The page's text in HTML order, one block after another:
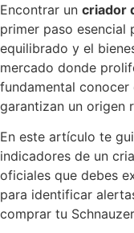
Encontrar un criador
primer paso esencial
equilibrado y el
mercado donde
fundamental
garantizan un origen
En este artículo te
indicadores de un
oficiales que debes
para identificar
comprar tu